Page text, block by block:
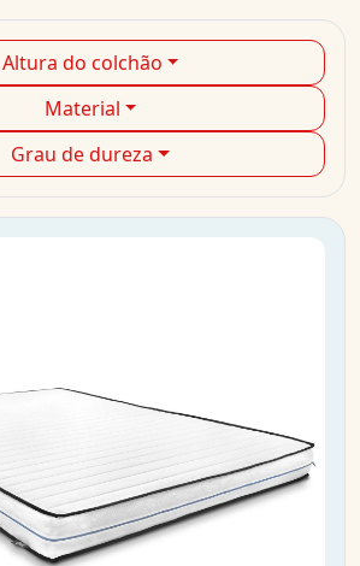
Altura do colchão
Material
Grau de dureza